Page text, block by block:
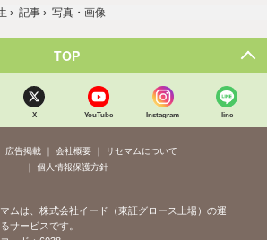
› 記事 › 写真・画像
TOP
X YouTube Instagram line
広告掲載 会社概要
リセマムについて
個人情報保護方針
ムは、株式会社イード（東証グロース上場）の運
サービスです。